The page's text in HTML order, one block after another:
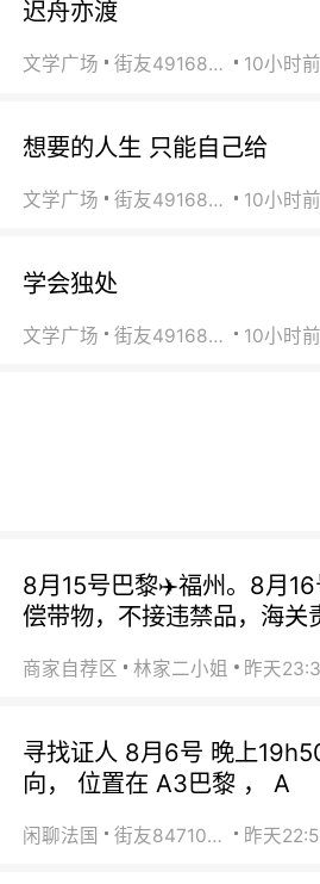
迟舟亦渡
文学广场 街友49168527 10小时前
想要的人生 只能自己给
文学广场 街友49168527 10小时前
学会独处
文学广场 街友49168527 10小时前
8月15号巴黎✈️福州。8月
偿带物，不接违禁品，海关
商家自荐区 林家二小姐 昨天
寻找证人 8月6号 晚上
向， 位置在 A3巴黎 ， A
闲聊法国 街友84710671 昨天